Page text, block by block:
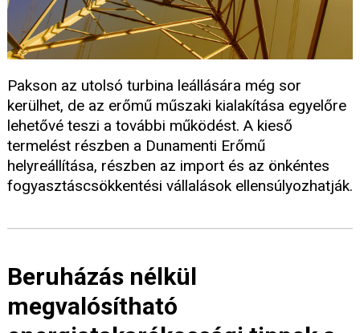
Pakson az utolsó turbina leállására még sor
kerülhet, de az erőmű műszaki kialakítása egyelőre
lehetővé teszi a további működést. A kieső
termelést részben a Dunamenti Erőmű
helyreállítása, részben az import és az önkéntes
fogyasztáscsökkentési vállalások ellensúlyozhatják.
Beruházás nélkül
megvalósítható